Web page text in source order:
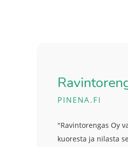
PINENA.FI
"Ravintorengas Oy
kuoresta ja nilasta